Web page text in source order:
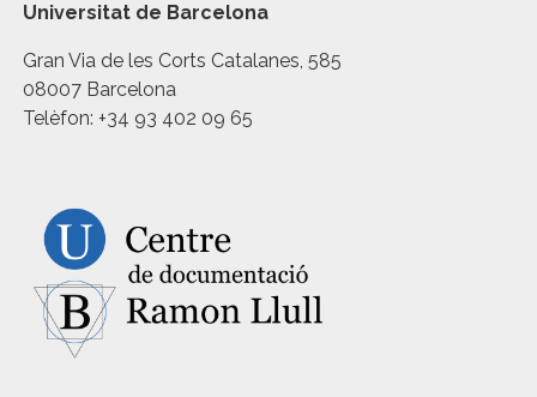
Universitat de Barcelona
Gran Via de les Corts Catalanes, 585
08007 Barcelona
Telèfon: +34 93 402 09 65